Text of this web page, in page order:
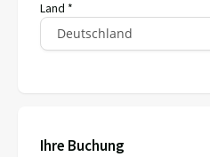
Land *
Deutschland
Ihre Buchung